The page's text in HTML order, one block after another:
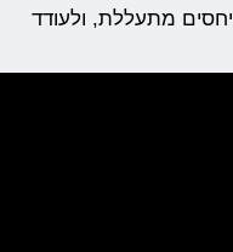
מתעללת, ולעודד